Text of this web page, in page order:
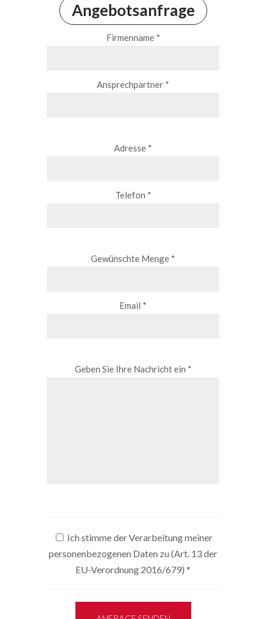
Angebotsanfrage
Firmenname *
Ansprechpartner *
Adresse *
Telefon *
Gewünschte Menge *
Email *
Geben Sie Ihre Nachricht ein *
Ich stimme der Verarbeitung meiner
personenbezogenen Daten zu (Art. 13 der
EU-Verordnung 2016/679) *